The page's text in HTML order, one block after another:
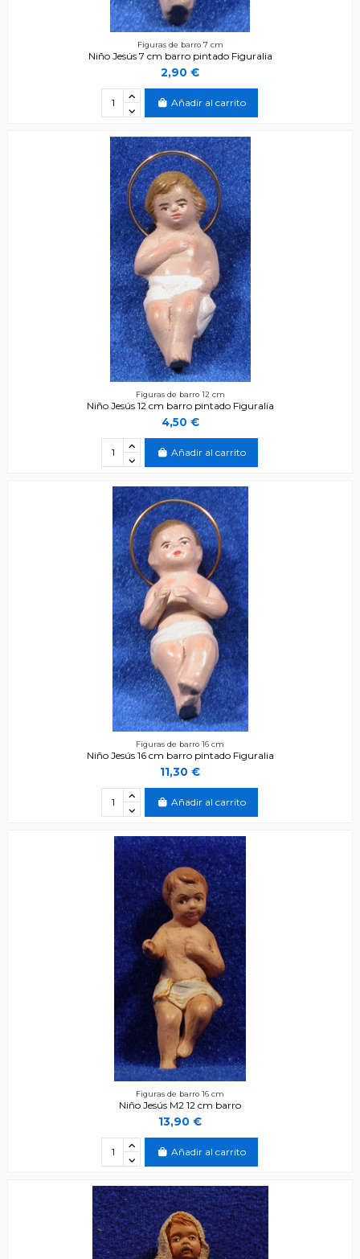
Figuras de barro 7 cm
Niño Jesús 7 cm barro pintado Figuralia
2,90 €
Añadir al carrito
Figuras de barro 12 cm
Niño Jesús 12 cm barro pintado Figuralia
4,50 €
Añadir al carrito
Figuras de barro 16 cm
Niño Jesús 16 cm barro pintado Figuralia
11,30 €
Añadir al carrito
Figuras de barro 16 cm
Niño Jesús M2 12 cm barro
13,90 €
Añadir al carrito